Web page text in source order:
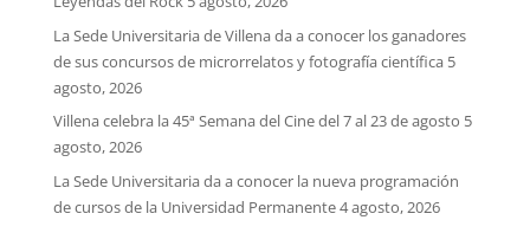
La Sede Universitaria de Villena da a conocer los ganadores
de sus concursos de microrrelatos y fotografía científica 5
agosto, 2026
Villena celebra la 45ª Semana del Cine del 7 al 23 de agosto 5
agosto, 2026
La Sede Universitaria da a conocer la nueva programación
de cursos de la Universidad Permanente4 agosto, 2026